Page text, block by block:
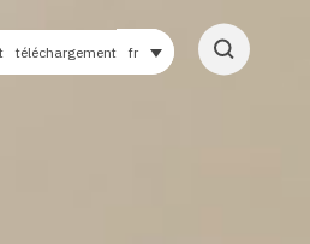
téléchargement fr